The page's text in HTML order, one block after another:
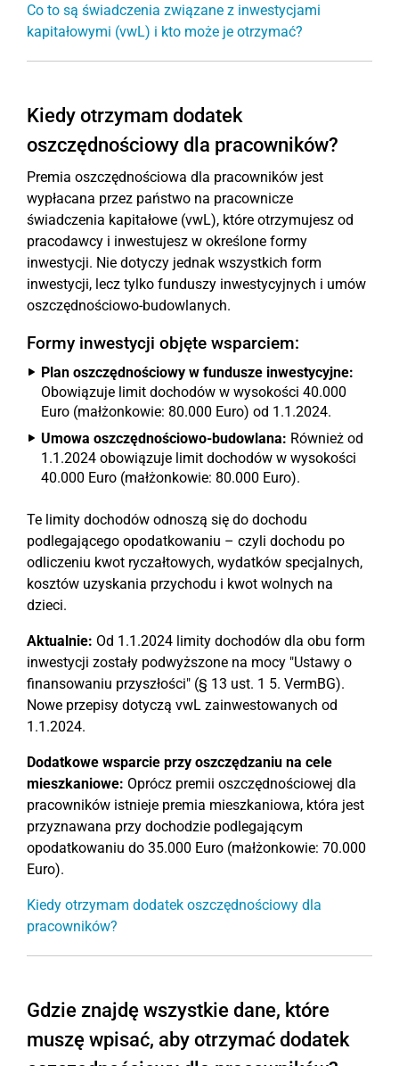
Co to są świadczenia związane z inwestycjami
kapitałowymi (vwL) i kto może je otrzymać?
Kiedy otrzymam dodatek
oszczędnościowy dla pracowników?
Premia oszczędnościowa dla pracowników jest
wypłacana przez państwo na pracownicze
świadczenia kapitałowe (vwL), które otrzymujesz od
pracodawcy i inwestujesz w określone formy
inwestycji. Nie dotyczy jednak wszystkich form
inwestycji, lecz tylko funduszy inwestycyjnych i umów
oszczędnościowo-budowlanych.
Formy inwestycji objęte wsparciem:
Plan oszczędnościowy w fundusze inwestycyjne:
Obowiązuje limit dochodów w wysokości 40.000
Euro (małżonkowie: 80.000 Euro) od 1.1.2024.
Umowa oszczędnościowo-budowlana: Również od
1.1.2024 obowiązuje limit dochodów w wysokości
40.000 Euro (małżonkowie: 80.000 Euro).
Te limity dochodów odnoszą się do dochodu
podlegającego opodatkowaniu – czyli dochodu po
odliczeniu kwot ryczałtowych, wydatków specjalnych,
kosztów uzyskania przychodu i kwot wolnych na
dzieci.
Aktualnie: Od 1.1.2024 limity dochodów dla obu form
inwestycji zostały podwyższone na mocy "Ustawy o
finansowaniu przyszłości" (§ 13 ust. 1 5. VermBG).
Nowe przepisy dotyczą vwL zainwestowanych od
1.1.2024.
Dodatkowe wsparcie przy oszczędzaniu na cele
mieszkaniowe: Oprócz premii oszczędnościowej dla
pracowników istnieje premia mieszkaniowa, która jest
przyznawana przy dochodzie podlegającym
opodatkowaniu do 35.000 Euro (małżonkowie: 70.000
Euro).
Kiedy otrzymam dodatek oszczędnościowy dla
pracowników?
Gdzie znajdę wszystkie dane, które
muszę wpisać, aby otrzymać dodatek